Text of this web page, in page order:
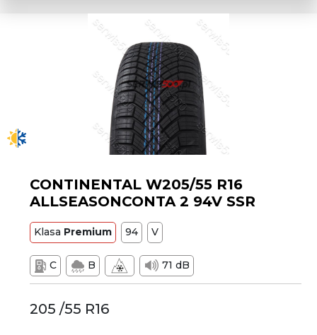
CONTINENTAL W205/55 R16
ALLSEASONCONTA 2 94V SSR
Klasa Premium 94 V
C B 71 dB
205 /55 R16